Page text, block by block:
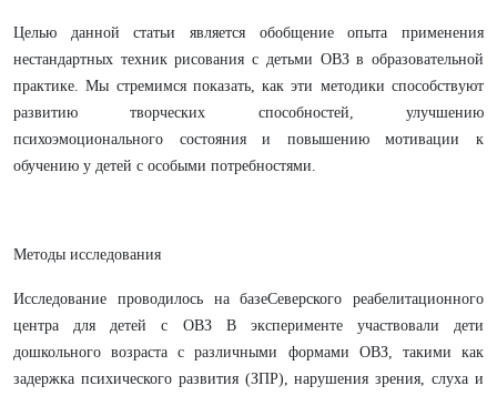
Целью данной статьи является обобщение опыта применения
нестандартных техник рисования с детьми ОВЗ в образовательной
практике. Мы стремимся показать, как эти методики способствуют
развитию творческих способностей, улучшению
психоэмоционального состояния и повышению мотивации к
обучению у детей с особыми потребностями.
Методы исследования
Исследование проводилось на базеСеверского реабелитационного
центра для детей с ОВЗ В эксперименте участвовали дети
дошкольного возраста с различными формами ОВЗ, такими как
задержка психического развития (ЗПР), нарушения зрения, слуха и